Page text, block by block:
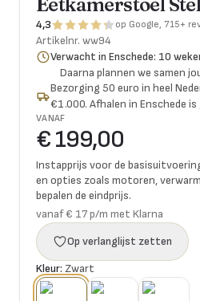
4,3 op Google, 715+
Artikelnr. ww94
Verwacht in Enschede: 10
Daarna plannen we samen
Bezorging 50 euro in heel
€1.000. Afhalen in Enschede
VANAF
€ 199,00
Instapprijs voor de
en opties zoals motoren,
bepalen de eindprijs.
vanaf € 17 p/m met Klarna
Op verlanglijst zetten
Kleur: Zwart